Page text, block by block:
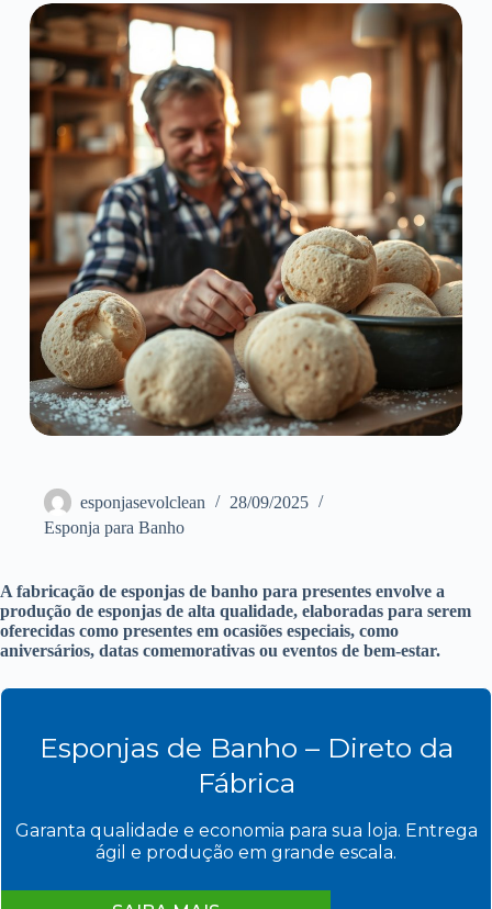
esponjasevolclean
28/09/2025
Esponja para Banho
A fabricação de esponjas de banho para presentes envolve a
produção de esponjas de alta qualidade, elaboradas para serem
oferecidas como presentes em ocasiões especiais, como
aniversários, datas comemorativas ou eventos de bem-estar.
Esponjas de Banho – Direto da
Fábrica
Garanta qualidade e economia para sua loja. Entrega
ágil e produção em grande escala.